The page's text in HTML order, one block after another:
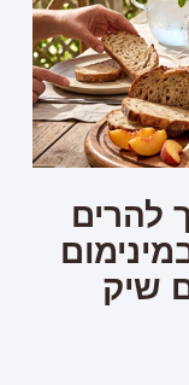
להרים
שיק